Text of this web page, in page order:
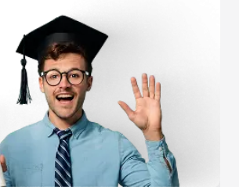
стандартами
образования.
и дипломы о
обучения
работодателями по